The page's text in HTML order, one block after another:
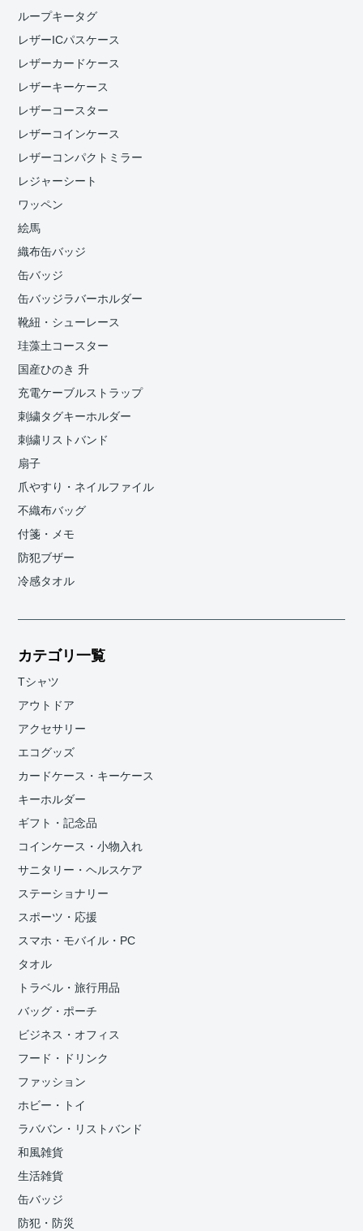
ループキータグ
レザーICパスケース
レザーカードケース
レザーキーケース
レザーコースター
レザーコインケース
レザーコンパクトミラー
レジャーシート
ワッペン
絵馬
織布缶バッジ
缶バッジ
缶バッジラバーホルダー
靴紐・シューレース
珪藻土コースター
国産ひのき 升
充電ケーブルストラップ
刺繍タグキーホルダー
刺繍リストバンド
扇子
爪やすり・ネイルファイル
不織布バッグ
付箋・メモ
防犯ブザー
冷感タオル
カテゴリ一覧
Tシャツ
アウトドア
アクセサリー
エコグッズ
カードケース・キーケース
キーホルダー
ギフト・記念品
コインケース・小物入れ
サニタリー・ヘルスケア
ステーショナリー
スポーツ・応援
スマホ・モバイル・PC
タオル
トラベル・旅行用品
バッグ・ポーチ
ビジネス・オフィス
フード・ドリンク
ファッション
ホビー・トイ
ラババン・リストバンド
和風雑貨
生活雑貨
缶バッジ
防犯・防災